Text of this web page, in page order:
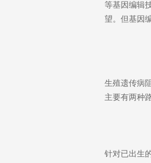
等基因编辑
望。但基因
生殖遗传病
主要有两种
针对已出生